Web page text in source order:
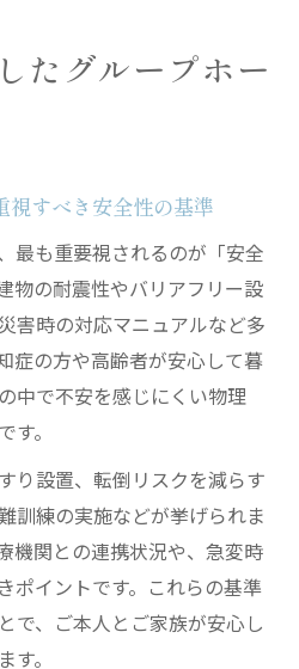
ープホームの選び方のコ
庭的な暮らしの秘密
みが生む温かな生活環境
感じる家族のような安心
生活で得られる居心地の
る家庭的な雰囲気の魅力
暮らしの魅力とは
医療連携体制の実態
した安心サポートの仕組
たグループホー
視すべき安全性の基準
最も重要視されるのが「安全
物の耐震性やバリアフリー設
害時の対応マニュアルなど多
症の方や高齢者が安心して暮
中で不安を感じにくい物理
。
り設置、転倒リスクを減らす
訓練の実施などが挙げられま
機関との連携状況や、急変時
ポイントです。これらの基準
で、ご本人とご家族が安心し
。